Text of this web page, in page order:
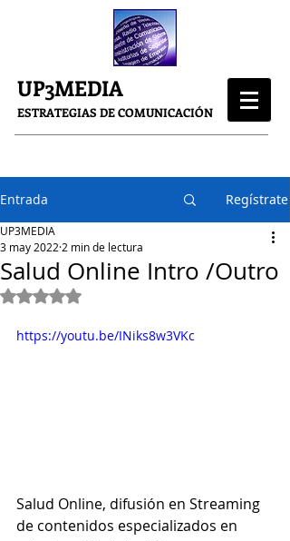
UP3MEDIA
ESTRATEGIAS DE COMUNICACIÓN
Entrada Regístrate
Salud Online Intro /Outro
UP3MEDIA
3 may 2022 2 min de lectura
Obtuvo NaN de 5 estrellas.
https://youtu.be/INiks8w3VKc
Salud Online, difusión en Streaming
de contenidos especializados en